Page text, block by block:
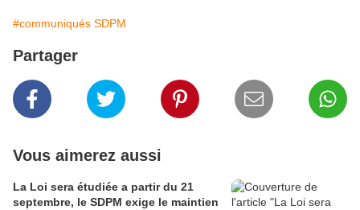
#communiqués SDPM
Partager
Vous aimerez aussi
La Loi sera étudiée a partir du 21
septembre, le SDPM exige le maintien